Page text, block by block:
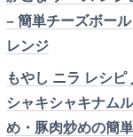
– 簡単チーズボー
レンジ
もやし ニラ レシピ
シャキシャキナム
め・豚肉炒めの簡